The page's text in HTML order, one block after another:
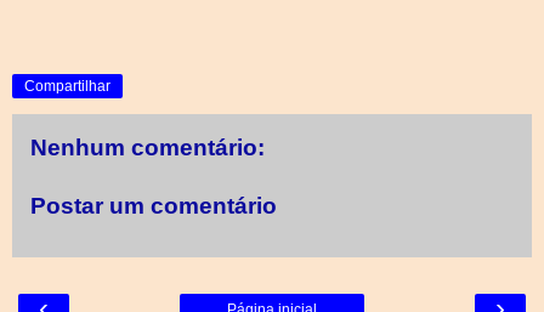
Compartilhar
Nenhum comentário:
Postar um comentário